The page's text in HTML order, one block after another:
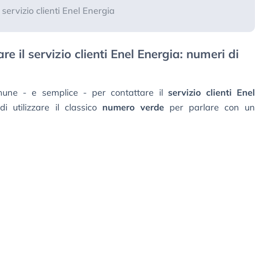
clienti Enel Energia
il servizio clienti Enel Energia: numeri di
- e semplice - per contattare il servizio clienti Enel
utilizzare il classico numero verdeper parlare con un